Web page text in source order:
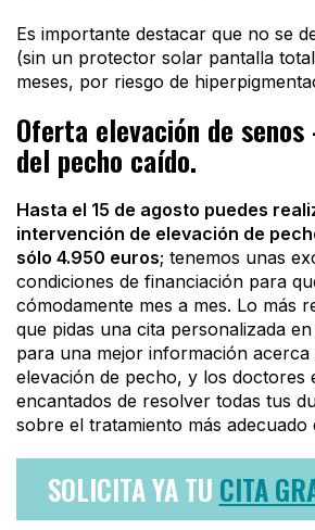
Es importante destacar que no se
(sin un protector solar pantalla
meses, por riesgo de
Oferta elevación de
del pecho caído.
Hasta el 15 de agosto puedes
intervención de elevación de
sólo 4.950 euros; tenemos unas
condiciones de financiación para
cómodamente mes a mes. Lo más
que pidas una cita personalizada
para una mejor información acerca
elevación de pecho, y los doctores
encantados de resolver todas tus
sobre el tratamiento más adecuado
SOLICITA YA TU CITA